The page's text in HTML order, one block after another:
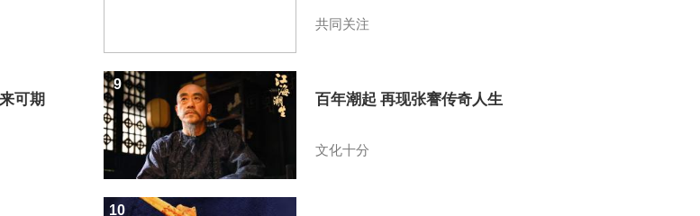
可期
共同关注
百年潮起 再现张謇传奇人生
文化十分
9
10